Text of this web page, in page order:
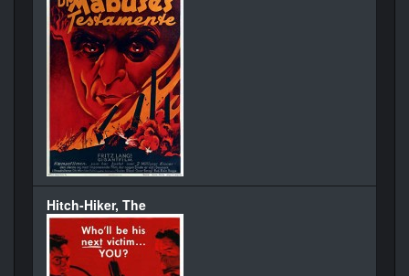
Hitch-Hiker, The